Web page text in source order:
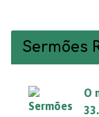
Sermões
O